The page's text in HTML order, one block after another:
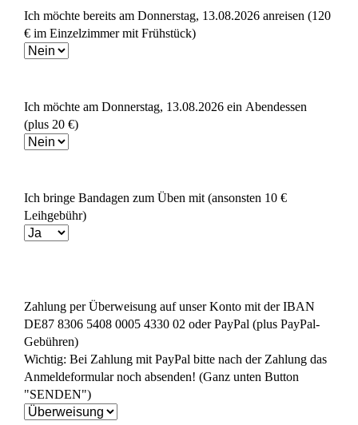
Ich möchte bereits am Donnerstag, 13.08.2026 anreisen (120
€ im Einzelzimmer mit Frühstück)
Ich möchte am Donnerstag, 13.08.2026 ein Abendessen
(plus 20 €)
Ich bringe Bandagen zum Üben mit (ansonsten 10 €
Leihgebühr)
Zahlung per Überweisung auf unser Konto mit der IBAN
DE87 8306 5408 0005 4330 02 oder PayPal (plus PayPal-
Gebühren)
Wichtig: Bei Zahlung mit PayPal bitte nach der Zahlung das
Anmeldeformular noch absenden! (Ganz unten Button
"SENDEN")